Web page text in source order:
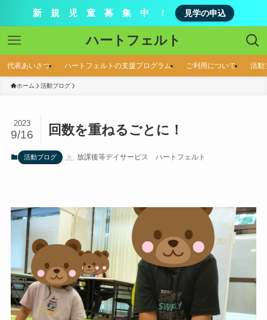
新 規 児 童 募 集 中 ！ 見学の申込
ハートフェルト
代表あいさつ ハートフェルトの支援プログラム ご利用について 活動
ホーム 活動ブログ
回数を重ねるごとに！
2023
9/16
活動ブログ 放課後等デイサービス ハートフェルト